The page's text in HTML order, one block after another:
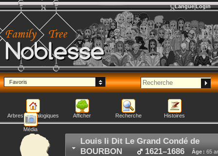
Noblesse
Langue Login
Favoris
Arbres généalogiques Afficher Recherche Histoires
Média
Louis Ii Dit Le Grand Condé de
BOURBON
Âge : 65
1621–1686